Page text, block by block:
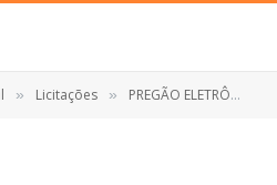
» Licitações » PREGÃO ELETRÔNICO Nº 007/2021-SRP (CONTRATAÇÃO DE PESSOA JURÍDICA PARA AQUISIÇÃO DE 2 AUTOMÓVEIS PARA ESTRUTURAÇÃO DA REDE DE SERVIÇO DO SISTEMA ÚNICO)